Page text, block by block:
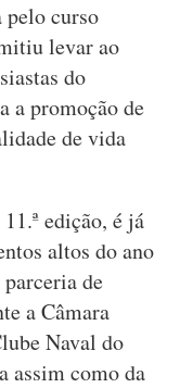
pelo curso
levar ao
do
a promoção de
de vida
edição, é já
altos do ano
de
a Câmara
Naval do
assim como da